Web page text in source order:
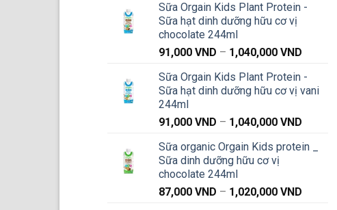
Sữa Orgain Kids Plant Protein -
Sữa hạt dinh dưỡng hữu cơ vị
chocolate 244ml
91,000 VND – 1,040,000 VND
từ
91,000
Sữa Orgain Kids Plant Protein -
Sữa hạt dinh dưỡng hữu cơ vị vani
244ml
91,000 VND – 1,040,000 VND
từ
Sữa organic Orgain Kids protein _
Sữa dinh dưỡng hữu cơ vị
chocolate 244ml
87,000 VND – 1,020,000 VND